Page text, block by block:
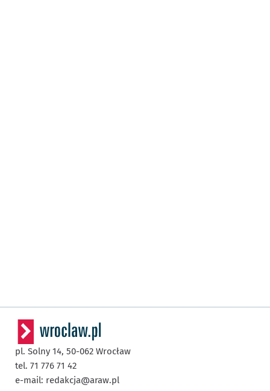
pl. Solny 14, 50-062 Wrocław
tel. 71 776 71 42
e-mail: redakcja@araw.pl